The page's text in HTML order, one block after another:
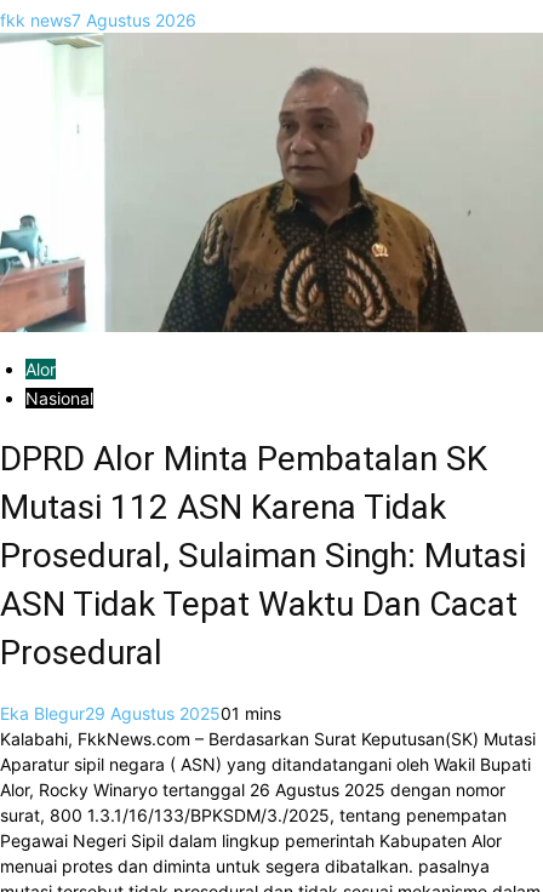
fkk news7 Agustus 2026
Alor
Nasional
DPRD Alor Minta Pembatalan SK
Mutasi 112 ASN Karena Tidak
Prosedural, Sulaiman Singh: Mutasi
ASN Tidak Tepat Waktu Dan Cacat
Prosedural
Eka Blegur29 Agustus 202501 mins
Kalabahi, FkkNews.com – Berdasarkan Surat Keputusan(SK) Mutasi
Aparatur sipil negara ( ASN) yang ditandatangani oleh Wakil Bupati
Alor, Rocky Winaryo tertanggal 26 Agustus 2025 dengan nomor
surat, 800 1.3.1/16/133/BPKSDM/3./2025, tentang penempatan
Pegawai Negeri Sipil dalam lingkup pemerintah Kabupaten Alor
menuai protes dan diminta untuk segera dibatalkan. pasalnya